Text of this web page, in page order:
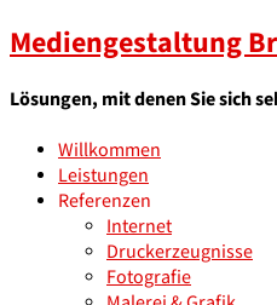
Mediengestaltung
Lösungen, mit denen Sie sich
Willkommen
Leistungen
Referenzen
Internet
Druckerzeugnisse
Fotografie